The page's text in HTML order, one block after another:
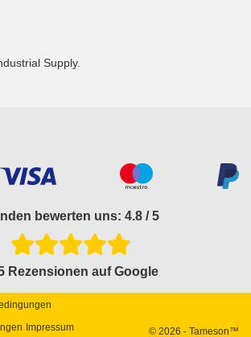
Supply.
bewerten uns: 4.8 / 5
Rezensionen auf Google
Impressum © 2026 - Tameson™